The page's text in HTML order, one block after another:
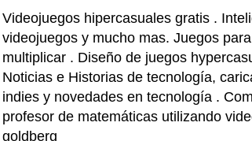
Videojuegos hipercasuales gratis .
videojuegos y mucho mas. Juegos
multiplicar . Diseño de juegos
Noticias e Historias de tecnología,
indies y novedades en tecnología .
profesor de matemáticas utilizando
goldberg